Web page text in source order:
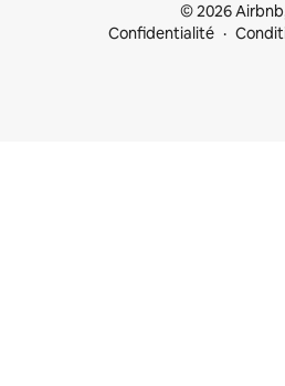
© 2026
Confidentialité